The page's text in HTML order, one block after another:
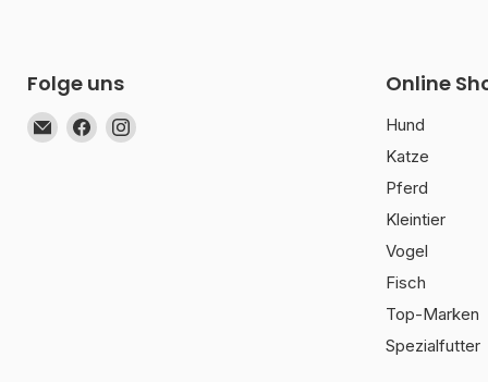
Folge uns
Email
muunchy.de
FindenFinden
Online
Hund
Katze
Pferd
Kleintier
Vogel
Fisch
Top-Marken
Spezialfutter